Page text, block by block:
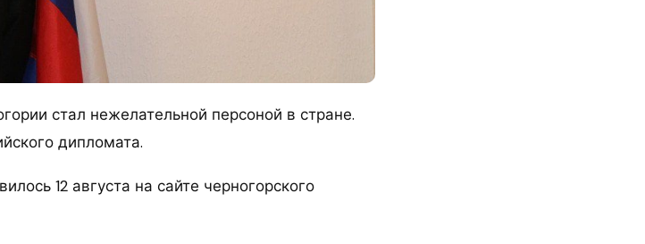
стал нежелательной персоной в стране.
дипломата.
12 августа на сайте черногорского